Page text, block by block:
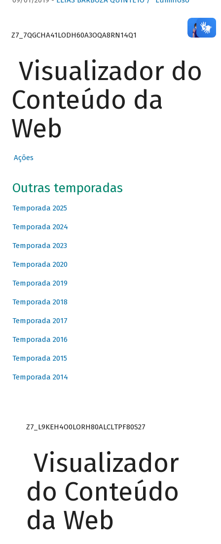
Z7_7QGCHA41LODH60A3OQA8RN14Q1
Visualizador do
Conteúdo da
Web
Ações
Outras temporadas
Temporada 2025
Temporada 2024
Temporada 2023
Temporada 2020
Temporada 2019
Temporada 2018
Temporada 2017
Temporada 2016
Temporada 2015
Temporada 2014
Z7_L9KEH4O0LORH80ALCLTPF80S27
Visualizador
do Conteúdo
da Web